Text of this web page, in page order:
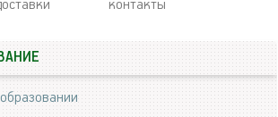
контакты